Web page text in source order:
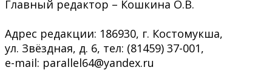
Главный редактор – Кошкина О.В.
Адрес редакции: 186930, г. Костомукша,
ул. Звёздная, д. 6, тел: (81459) 37-001,
e-mail: parallel64@yandex.ru